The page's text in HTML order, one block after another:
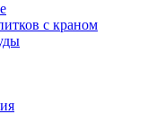
с краном